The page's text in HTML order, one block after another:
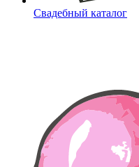
Свадебный каталог